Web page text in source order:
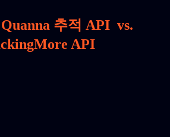
추적 API vs.
API